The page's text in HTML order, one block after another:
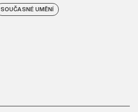
SOUČASNÉ UMĚNÍ